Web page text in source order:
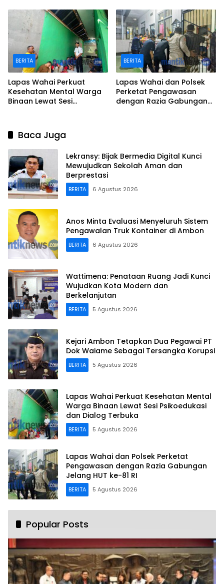
BERITA
Lapas Wahai Perkuat
Kesehatan Mental Warga
Binaan Lewat Sesi
BERITA
Lapas Wahai dan Polsek
Perketat Pengawasan
dengan Razia Gabungan
Baca Juga
Lekransy: Bijak Bermedia Digital Kunci
Mewujudkan Sekolah Aman dan
Berprestasi
BERITA 6 Agustus 2026
Anos Minta Evaluasi Menyeluruh Sistem
Pengawalan Truk Kontainer di Ambon
BERITA 6 Agustus 2026
Wattimena: Penataan Ruang Jadi Kunci
Wujudkan Kota Modern dan
Berkelanjutan
BERITA 5 Agustus 2026
Kejari Ambon Tetapkan Dua Pegawai PT
Dok Waiame Sebagai Tersangka Korupsi
BERITA 5 Agustus 2026
Lapas Wahai Perkuat Kesehatan Mental
Warga Binaan Lewat Sesi Psikoedukasi
dan Dialog Terbuka
BERITA 5 Agustus 2026
Lapas Wahai dan Polsek Perketat
Pengawasan dengan Razia Gabungan
Jelang HUT ke-81 RI
BERITA 5 Agustus 2026
Popular Posts